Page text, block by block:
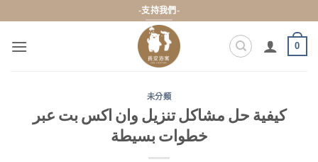
to
content
-支持我們-
0
未分類
كيفية حل مشاكل تنزيل وان اكس بت عبر
خطوات بسيطة